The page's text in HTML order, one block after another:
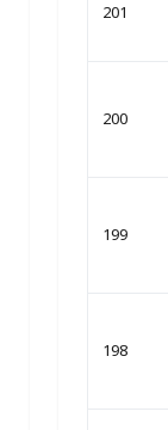
201
200
199
198